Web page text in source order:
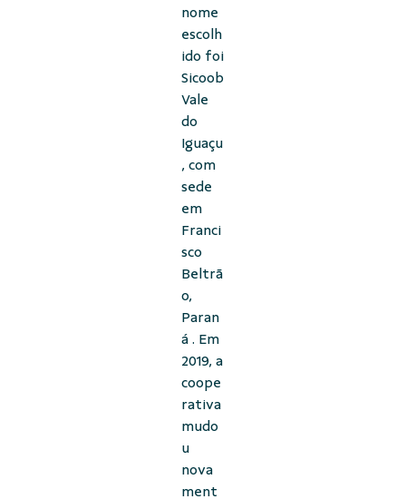
nome
escolh
ido foi
Sicoob
Vale
do
Iguaçu
, com
sede
em
Franci
sco
Beltrã
o,
Paran
á . Em
2019, a
coope
rativa
mudo
u
nova
ment